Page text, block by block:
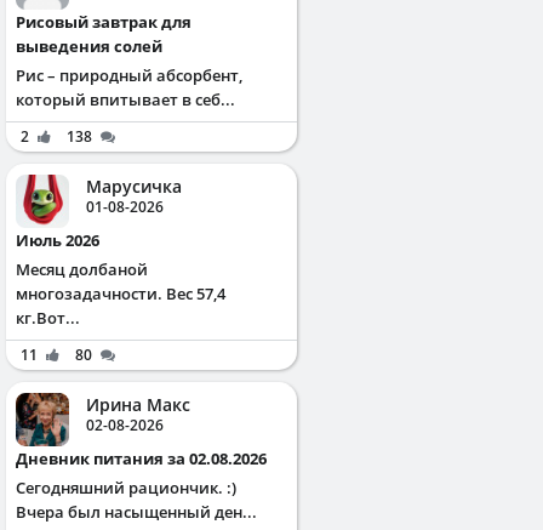
Рисовый завтрак для
выведения солей
Рис – природный абсорбент,
который впитывает в себ...
2 138
Марусичка
01-08-2026
Июль 2026
Месяц долбаной
многозадачности. Вес 57,4
кг.Вот...
11 80
Ирина Макс
02-08-2026
Дневник питания за 02.08.2026
Сегодняшний рациончик. :)
Вчера был насыщенный ден...